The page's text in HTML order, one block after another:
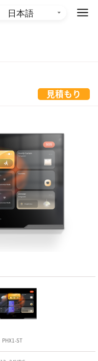
日本語
見積もり
HyPanel Supreme
PHX1-ST